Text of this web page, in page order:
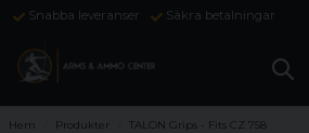
Snabba leveranser Säkra betalningar
Hem Produkter TALON Grips - Fits CZ 758